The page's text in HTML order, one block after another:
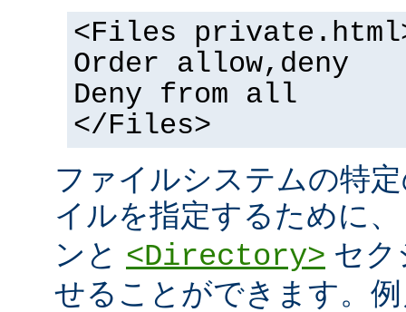
<Files
Order allow,deny
Deny from all
</Files>
ファイルシステムの特
イルを指定するために
ンと <Directory> セク
せることができます。